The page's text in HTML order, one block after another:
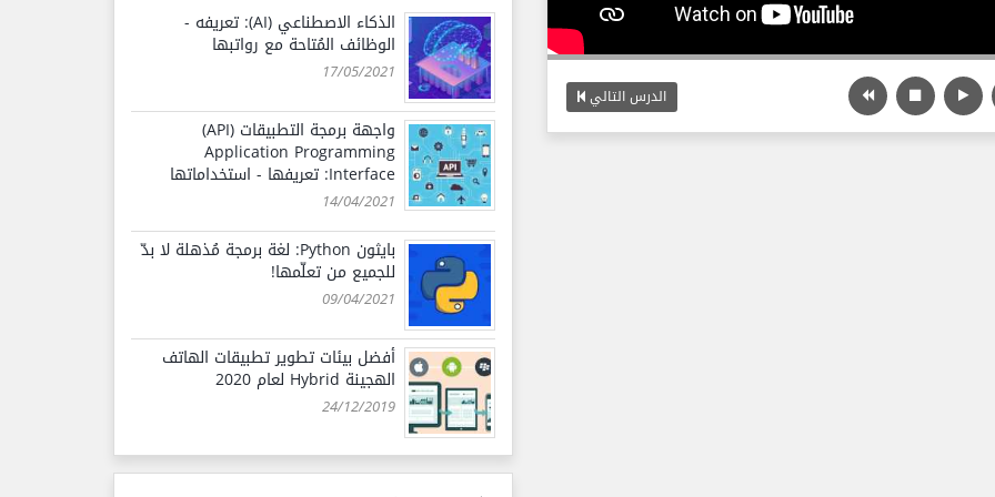
الدرس التالي
الذكاء الاصطناعي (AI): تعريفه -
الوظائف المُتاحة مع رواتبها
17/05/2021
واجهة برمجة التطبيقات (API)
Application Programming
Interface: تعريفها - استخداماتها
14/04/2021
بايثون Python: لغة برمجة مُذهلة لا بدّ
للجميع من تعلّمها!
09/04/2021
أفضل بيئات تطوير تطبيقات الهاتف
الهجينة Hybrid لعام 2020
24/12/2019